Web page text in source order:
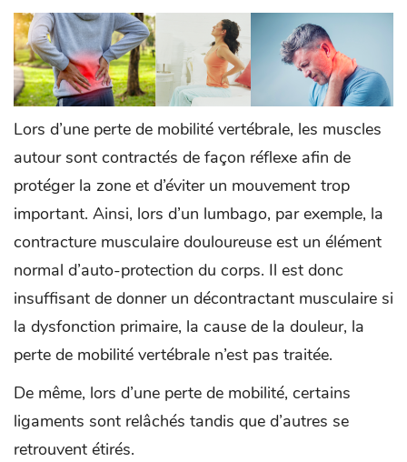
Lors d’une perte de mobilité vertébrale, les muscles
autour sont contractés de façon réflexe afin de
protéger la zone et d’éviter un mouvement trop
important. Ainsi, lors d’un lumbago, par exemple, la
contracture musculaire douloureuse est un élément
normal d’auto-protection du corps. Il est donc
insuffisant de donner un décontractant musculaire si
la dysfonction primaire, la cause de la douleur, la
perte de mobilité vertébrale n’est pas traitée.
De même, lors d’une perte de mobilité, certains
ligaments sont relâchés tandis que d’autres se
retrouvent étirés.